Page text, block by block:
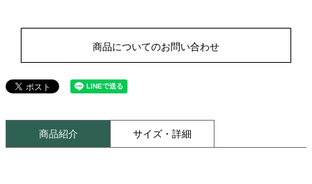
商品についてのお問い合わせ
商品紹介 サイズ・詳細